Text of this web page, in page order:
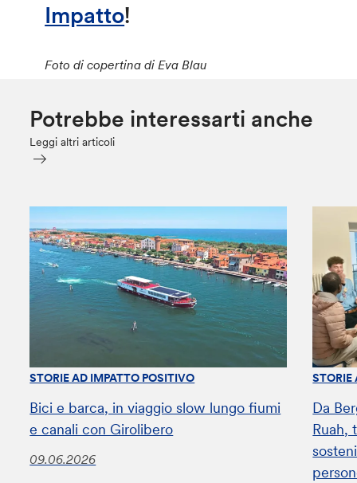
Impatto!
Foto di copertina di Eva Blau
Potrebbe interessarti anche
Leggi altri articoli
STORIE AD IMPATTO POSITIVO
Bici e barca, in viaggio slow lungo fiumi
e canali con Girolibero
09.06.2026
STORIE
Da
Ruah,